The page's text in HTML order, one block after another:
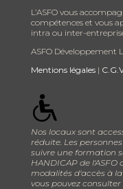
L’ASFO vous
compétences et vous
intra ou inter-
ASFO Développement
Mentions légales|
Nos locaux sont
réduite. Les
suivre une formation
HANDICAP de l'ASFO
modalités d'accès à
vous pouvez consulter